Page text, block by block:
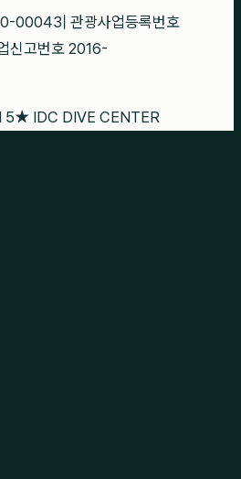
00043 관광사업등록번호
신고번호 2016-
IDC DIVE CENTER